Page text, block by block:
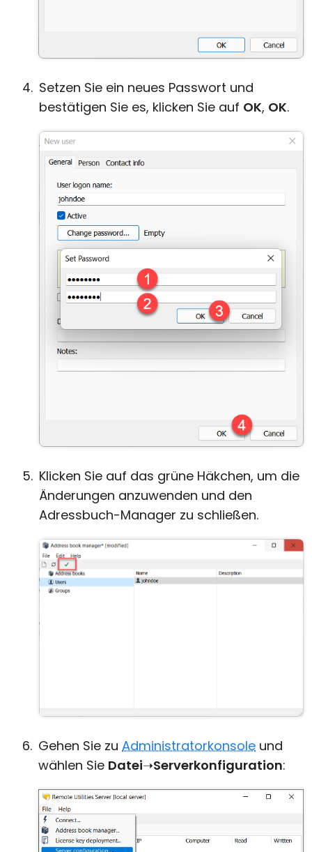
Setzen Sie ein neues Passwort und
bestätigen Sie es, klicken Sie auf OK, OK.
Klicken Sie auf das grüne Häkchen, um die
Änderungen anzuwenden und den
Adressbuch-Manager zu schließen.
Gehen Sie zu Administratorkonsole und
wählen Sie Datei➝Serverkonfiguration: